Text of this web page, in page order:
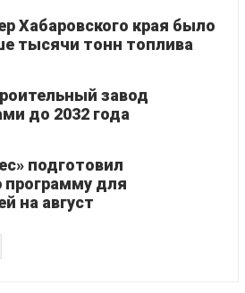
Хабаровского края было
тысячи тонн топлива
завод
до 2032 года
подготовил
программу для
на август